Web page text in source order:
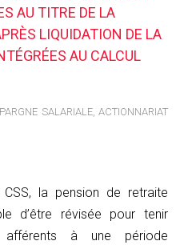
AU TITRE DE LA
LIQUIDATION DE LA
AU CALCUL
SALARIALE, ACTIONNARIAT
la pension de retraite
d’être révisée pour tenir
à une période